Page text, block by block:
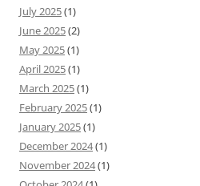
July 2025(1)
June 2025(2)
May 2025(1)
April 2025(1)
March 2025(1)
February 2025(1)
January 2025(1)
December 2024(1)
November 2024(1)